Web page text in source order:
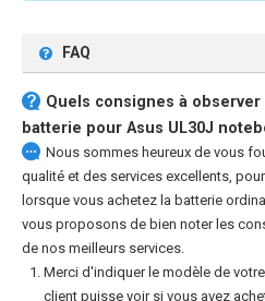
FAQ
Quels consignes à
batterie pour Asus UL30J
Nous sommes heureux de vous
qualité et des services excellents,
lorsque vous achetez la batterie
vous proposons de bien noter les
de nos meilleurs services.
Merci d'indiquer le modèle de
client puisse voir si vous avez